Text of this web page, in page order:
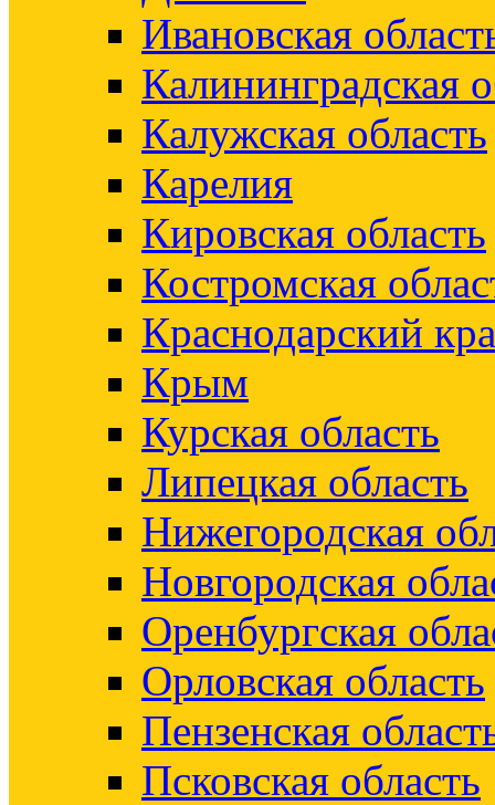
Ивановская
Калининградская
Калужская область
Карелия
Кировская область
Костромская
Краснодарский
Крым
Курская область
Липецкая область
Нижегородская
Новгородская
Оренбургская
Орловская область
Пензенская
Псковская область